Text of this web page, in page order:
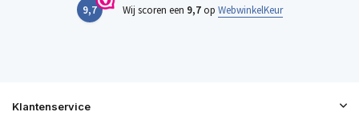
9,7 Wij scoren een 9,7op WebwinkelKeur
Klantenservice